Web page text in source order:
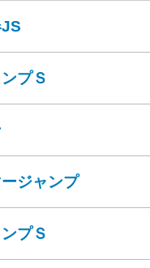
プＳ
ジャンプ
プＳ